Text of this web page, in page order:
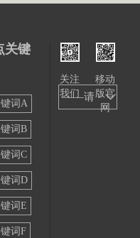
关键
词A
词B
词C
词D
词E
词F
关注
我们
移动
版官
网
——请